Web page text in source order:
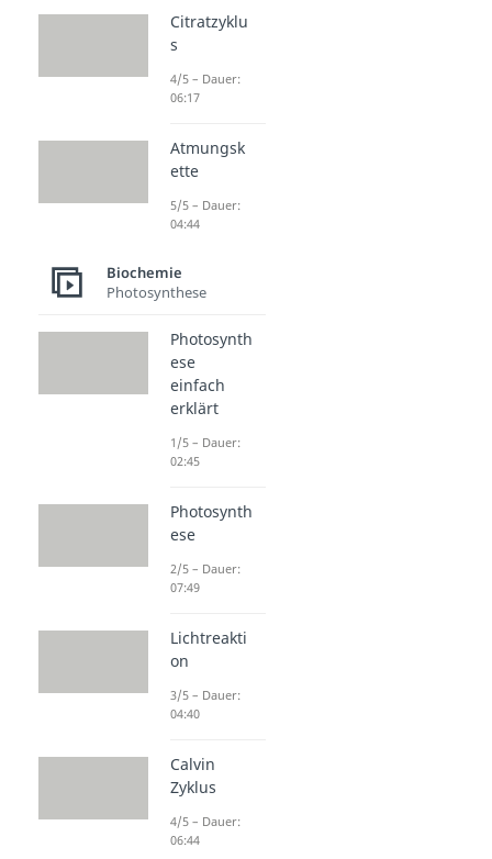
Citratzyklu
s
4/5 – Dauer:
06:17
Atmungsk
ette
5/5 – Dauer:
04:44
Biochemie
Photosynthese
Photosynth
ese
einfach
erklärt
1/5 – Dauer:
02:45
Photosynth
ese
2/5 – Dauer:
07:49
Lichtreakti
on
3/5 – Dauer:
04:40
Calvin
Zyklus
4/5 – Dauer:
06:44